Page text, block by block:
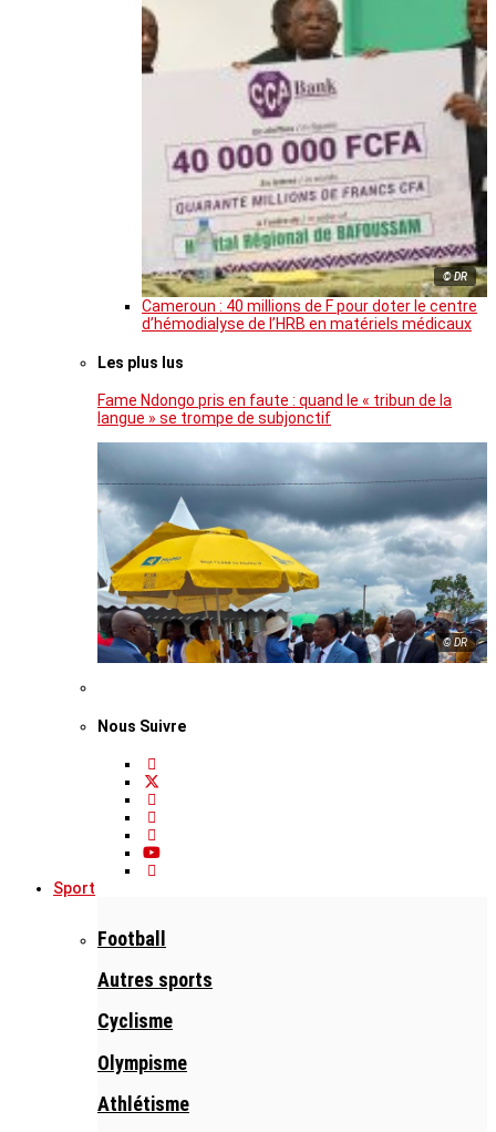
© DR
Cameroun : 40 millions de F pour doter le centre
d’hémodialyse de l’HRB en matériels médicaux
Les plus lus
Fame Ndongo pris en faute : quand le « tribun de la
langue » se trompe de subjonctif
© DR
Nous Suivre
Sport
Football
Autres sports
Cyclisme
Olympisme
Athlétisme